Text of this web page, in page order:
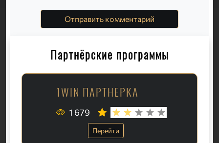
Отправить комментарий
Партнёрские программы
1WIN ПАРТНЕРКА
1 679
Перейти